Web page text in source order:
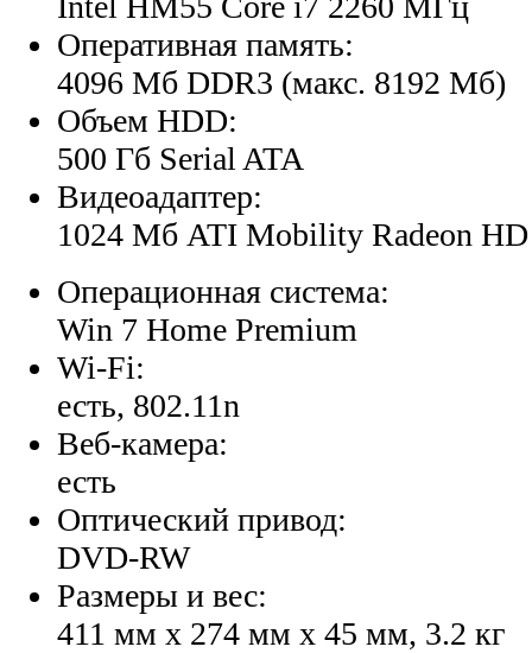
Оперативная память:
4096 Мб DDR3 (макс. 8192 Мб)
Объем HDD:
500 Гб Serial ATA
Видеоадаптер:
1024 Мб ATI Mobility Radeon HD
Операционная система:
Win 7 Home Premium
Wi-Fi:
есть, 802.11n
Веб-камера:
есть
Оптический привод:
DVD-RW
Размеры и вес:
411 мм x 274 мм x 45 мм, 3.2 кг